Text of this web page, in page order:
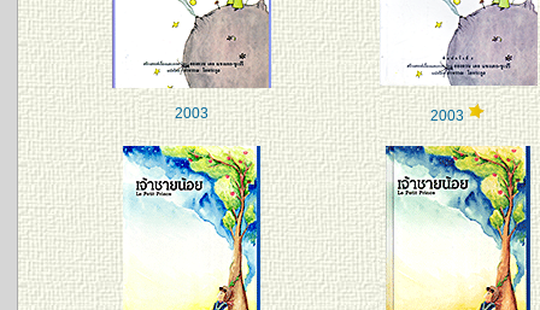
2003 2003